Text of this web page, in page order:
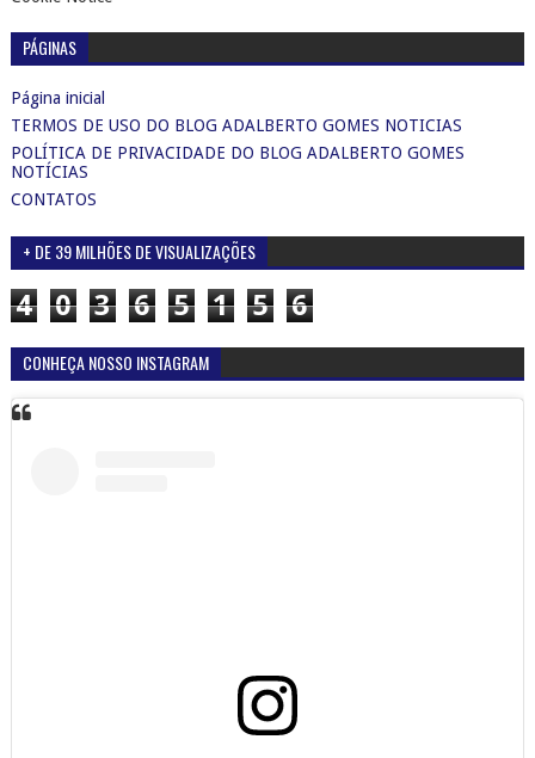
PÁGINAS
Página inicial
TERMOS DE USO DO BLOG ADALBERTO GOMES NOTICIAS
POLÍTICA DE PRIVACIDADE DO BLOG ADALBERTO GOMES
NOTÍCIAS
CONTATOS
+ DE 39 MILHÕES DE VISUALIZAÇÕES
4 0 3 6 5 1 5 6
CONHEÇA NOSSO INSTAGRAM